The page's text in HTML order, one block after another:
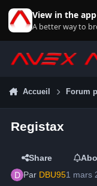
View in the app
A better way to
Accueil Forum
Registax
Share
Par DBU951 mars